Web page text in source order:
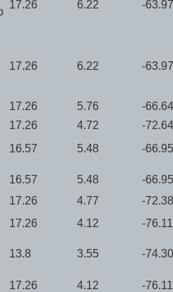
17.26 6.22 -
17.26 6.22 -
17.26 5.76
-
17.26 4.72
-
16.57 5.48
-
16.57 5.48
-
17.26 4.77
-
17.26 4.12
-
13.8 3.55 -
17.26 4.12 -